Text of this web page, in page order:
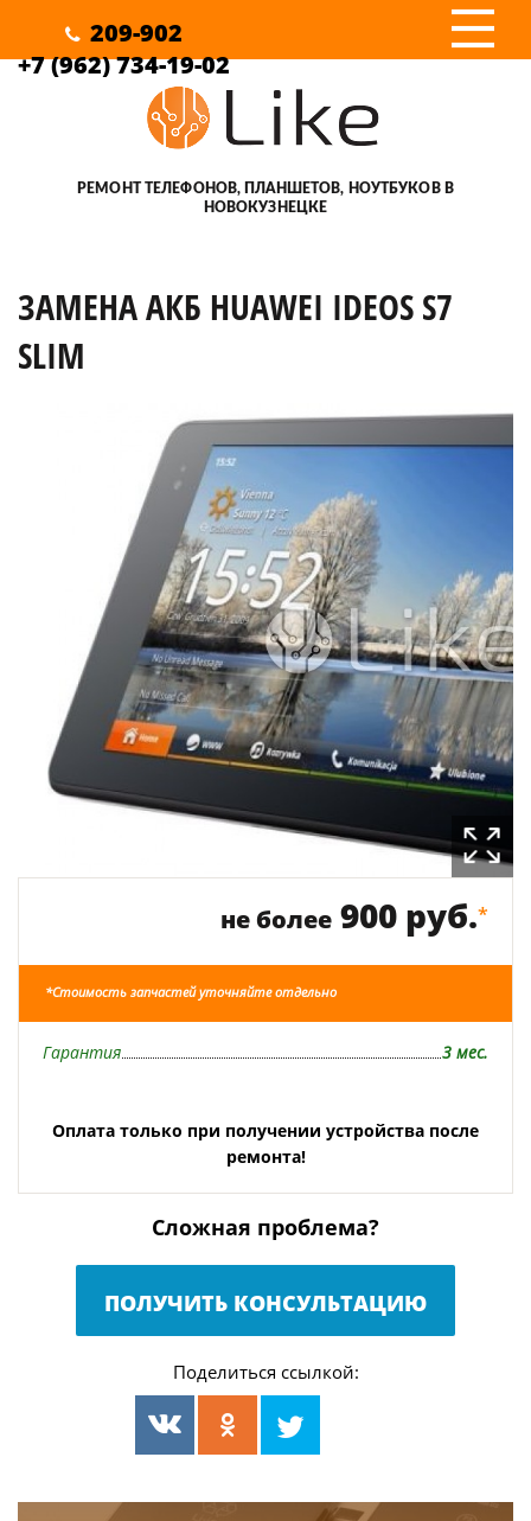
209-902
+7 (962) 734-19-02
III
РЕМОНТ ТЕЛЕФОНОВ, ПЛАНШЕТОВ, НОУТБУКОВ В
НОВОКУЗНЕЦКЕ
ЗАМЕНА АКБ HUAWEI IDEOS S7
SLIM
не более 900 руб.*
*Стоимость запчастей уточняйте отдельно
Гарантия 3 мес.
Оплата только при получении устройства после
ремонта!
Сложная проблема?
ПОЛУЧИТЬ КОНСУЛЬТАЦИЮ
Поделиться ссылкой: